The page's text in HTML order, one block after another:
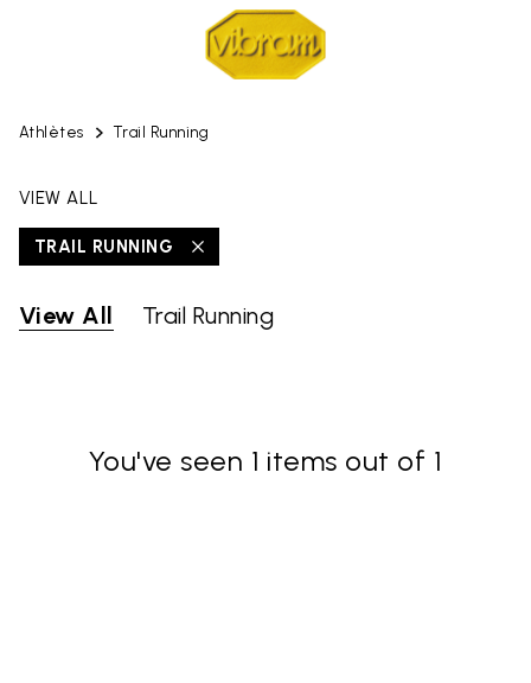
Athlètes Trail Running
VIEW ALL
TRAIL RUNNING
View All Trail Running
You've seen 1 items out of 1